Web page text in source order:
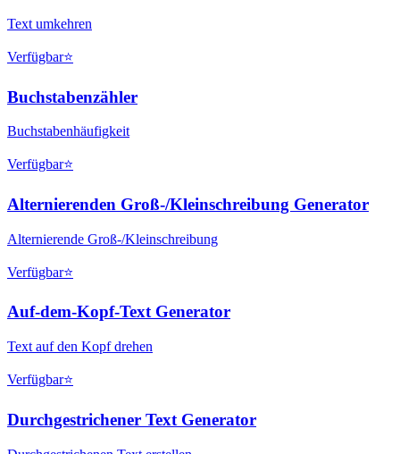
Text umkehren
Verfügbar⭐
Buchstabenzähler
Buchstabenhäufigkeit
Verfügbar⭐
Alternierenden Groß-/Kleinschreibung Generator
Alternierende Groß-/Kleinschreibung
Verfügbar⭐
Auf-dem-Kopf-Text Generator
Text auf den Kopf drehen
Verfügbar⭐
Durchgestrichener Text Generator